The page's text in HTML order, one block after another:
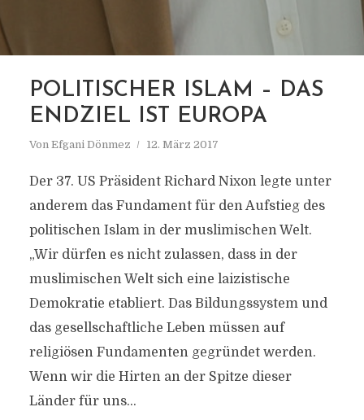
KEMALISMSUS
POLITISCHER ISLAM – DAS
ENDZIEL IST EUROPA
Von Efgani Dönmez 12. März 2017
Der 37. US Präsident Richard Nixon legte unter
anderem das Fundament für den Aufstieg des
politischen Islam in der muslimischen Welt.
„Wir dürfen es nicht zulassen, dass in der
muslimischen Welt sich eine laizistische
Demokratie etabliert. Das Bildungssystem und
das gesellschaftliche Leben müssen auf
religiösen Fundamenten gegründet werden.
Wenn wir die Hirten an der Spitze dieser
Länder für uns...